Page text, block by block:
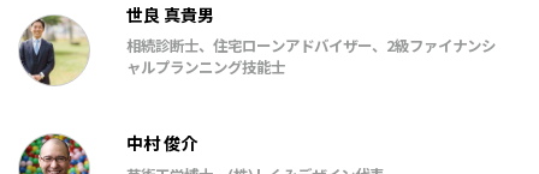
世良 真貴男
相続診断士、住宅ローンアドバイザー、2級ファイナンシ
ャルプランニング技能士
中村 俊介